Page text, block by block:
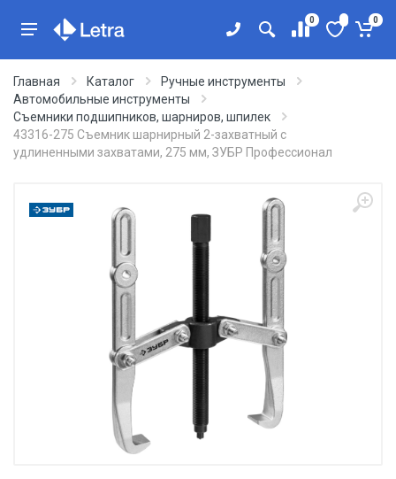
0 0
Главная Каталог
Ручные инструменты
Автомобильные инструменты
Съемники подшипников, шарниров, шпилек
43316-275 Съемник шарнирный 2-захватный с
удлиненными захватами, 275 мм, ЗУБР Профессионал